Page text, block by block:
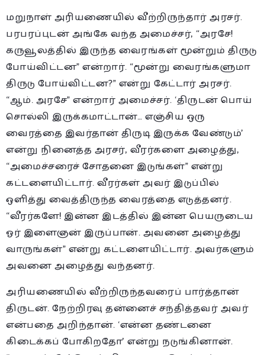
மறுநாள் அரியணையில் வீற்றிருந்தார் அரசர்.
பரபரப்புடன் அங்கே வந்த அமைச்சர், “அரசே!
கருவூலத்தில் இருந்த வைரங்கள் மூன்றும் திருடு
போய்விட்டன” என்றார். “மூன்று வைரங்களுமா
திருடு போய்விட்டன?” என்று கேட்டார் அரசர்.
“ஆம். அரசே” என்றார் அமைச்சர். ‘திருடன் பொய்
சொல்லி இருக்கமாட்டான்… எஞ்சிய ஒரு
வைரத்தை இவர்தான் திருடி இருக்க வேண்டும்’
என்று நினைத்த அரசர், வீரர்களை அழைத்து,
“அமைச்சரைச் சோதனை இடுங்கள்” என்று
கட்டளையிட்டார். வீரர்கள் அவர் இடுப்பில்
ஒளித்து வைத்திருந்த வைரத்தை எடுத்தனர்.
“வீரர்களே! இன்ன இடத்தில் இன்ன பெயருடைய
ஓர் இளைஞன் இருப்பான். அவனை அழைத்து
வாருங்கள்” என்று கட்டளையிட்டார். அவர்களும்
அவனை அழைத்து வந்தனர்.
அரியணையில் வீற்றிருந்தவரைப் பார்த்தான்
திருடன். நேற்றிரவு தன்னைச் சந்தித்தவர் அவர்
என்பதை அறிந்தான். ‘என்ன தண்டனை
கிடைக்கப் போகிறதோ’ என்று நடுங்கினான்.